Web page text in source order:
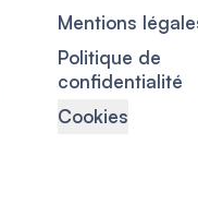
Mentions
Politique de
confidentialité
Cookies